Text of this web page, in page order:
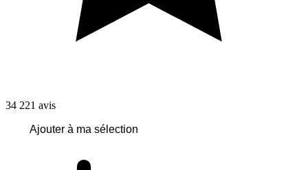
34 221 avis
Ajouter à ma sélection